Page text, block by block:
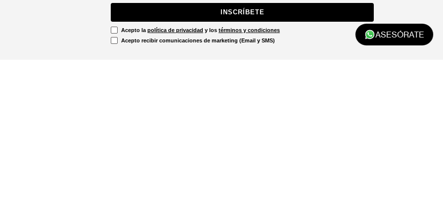
ASESÓRATE
INSCRÍBETE
Acepto la política de privacidad y los términos y condiciones
Acepto recibir comunicaciones de marketing (Email y SMS)